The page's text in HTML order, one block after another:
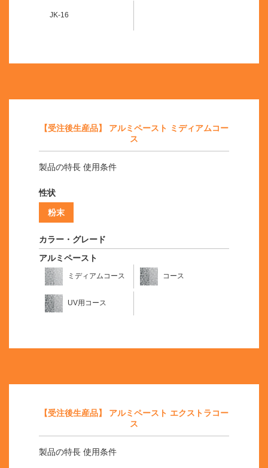
JK-16
【受注後生産品】 アルミペースト ミディアムコー
ス
製品の特長 使用条件
性状
粉末
カラー・グレード
アルミペースト
ミディアムコース コース
UV用コース
【受注後生産品】 アルミペースト エクストラコー
ス
製品の特長 使用条件